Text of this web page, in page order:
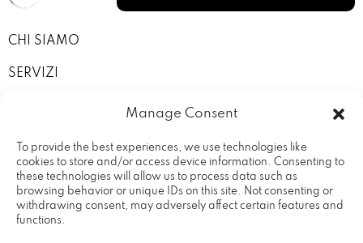
Manage Consent
To provide the best experiences, we use technologies like
cookies to store and/or access device information. Consenting to
these technologies will allow us to process data such as
browsing behavior or unique IDs on this site. Not consenting or
withdrawing consent, may adversely affect certain features and
functions.
CHI SIAMO
SERVIZI
I NOSTRI ALLESTIMENTI
CONTATTI
PRIVACY POLICY
TERMINI E CONDIZIONI